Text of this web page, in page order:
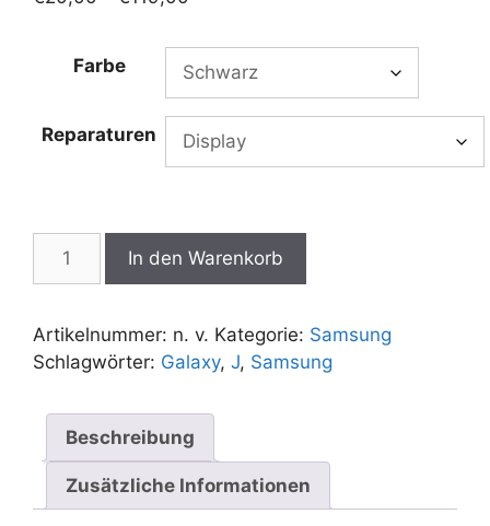
bis
€119,00
Farbe
Reparaturen
Samsung
Reparatur
Menge
In den Warenkorb
Artikelnummer: n. v. Kategorie: Samsung
Schlagwörter: Galaxy, J, Samsung
Beschreibung
Zusätzliche Informationen